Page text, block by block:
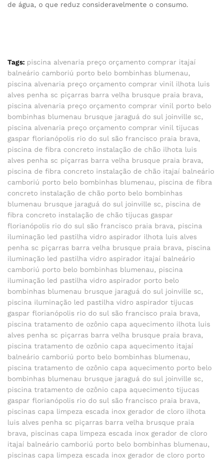
de água, o que reduz consideravelmente o consumo.
Tags: piscina alvenaria preço orçamento comprar itajaí
balneário camboriú porto belo bombinhas blumenau,
piscina alvenaria preço orçamento comprar vinil ilhota luis
alves penha sc piçarras barra velha brusque praia brava,
piscina alvenaria preço orçamento comprar vinil porto belo
bombinhas blumenau brusque jaraguá do sul joinville sc,
piscina alvenaria preço orçamento comprar vinil tijucas
gaspar florianópolis rio do sul são francisco praia brava,
piscina de fibra concreto instalação de chão ilhota luis
alves penha sc piçarras barra velha brusque praia brava,
piscina de fibra concreto instalação de chão itajaí balneário
camboriú porto belo bombinhas blumenau, piscina de fibra
concreto instalação de chão porto belo bombinhas
blumenau brusque jaraguá do sul joinville sc, piscina de
fibra concreto instalação de chão tijucas gaspar
florianópolis rio do sul são francisco praia brava, piscina
iluminação led pastilha vidro aspirador ilhota luis alves
penha sc piçarras barra velha brusque praia brava, piscina
iluminação led pastilha vidro aspirador itajaí balneário
camboriú porto belo bombinhas blumenau, piscina
iluminação led pastilha vidro aspirador porto belo
bombinhas blumenau brusque jaraguá do sul joinville sc,
piscina iluminação led pastilha vidro aspirador tijucas
gaspar florianópolis rio do sul são francisco praia brava,
piscina tratamento de ozônio capa aquecimento ilhota luis
alves penha sc piçarras barra velha brusque praia brava,
piscina tratamento de ozônio capa aquecimento itajaí
balneário camboriú porto belo bombinhas blumenau,
piscina tratamento de ozônio capa aquecimento porto belo
bombinhas blumenau brusque jaraguá do sul joinville sc,
piscina tratamento de ozônio capa aquecimento tijucas
gaspar florianópolis rio do sul são francisco praia brava,
piscinas capa limpeza escada inox gerador de cloro ilhota
luis alves penha sc piçarras barra velha brusque praia
brava, piscinas capa limpeza escada inox gerador de cloro
itajaí balneário camboriú porto belo bombinhas blumenau,
piscinas capa limpeza escada inox gerador de cloro porto